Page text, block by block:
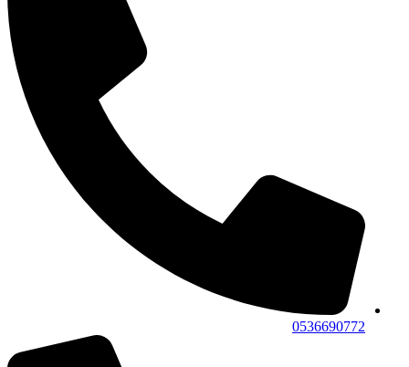
0536690772